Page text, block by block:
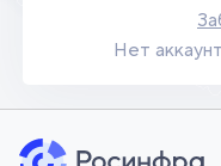
Нет